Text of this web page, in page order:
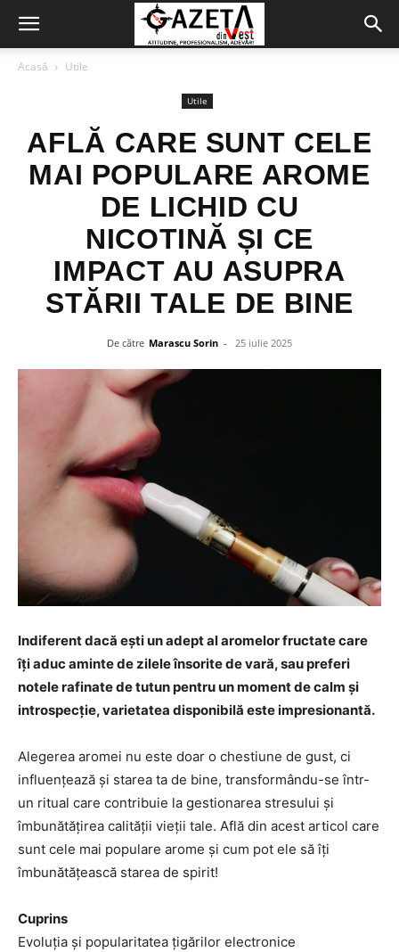
Acasă Utile
Utile
AFLĂ CARE SUNT CELE
MAI POPULARE AROME
DE LICHID CU
NICOTINĂ ȘI CE
IMPACT AU ASUPRA
STĂRII TALE DE BINE
De către Marascu Sorin - 25 iulie 2025
Indiferent dacă ești un adept al aromelor fructate care
îți aduc aminte de zilele însorite de vară, sau preferi
notele rafinate de tutun pentru un moment de calm și
introspecție, varietatea disponibilă este impresionantă.
Alegerea aromei nu este doar o chestiune de gust, ci
influențează și starea ta de bine, transformându-se într-
un ritual care contribuie la gestionarea stresului și
îmbunătățirea calității vieții tale. Află din acest articol care
sunt cele mai populare arome și cum pot ele să îți
îmbunătățească starea de spirit!
Cuprins
Evoluția și popularitatea țigărilor electronice